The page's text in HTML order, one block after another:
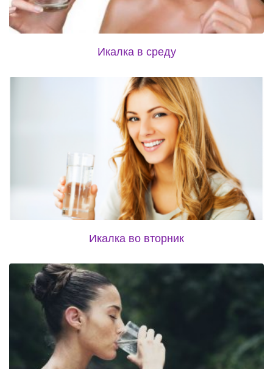
Икалка в среду
Икалка во вторник